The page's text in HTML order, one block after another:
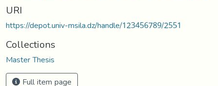
URI
https://depot.univ-msila.dz/handle/123456789/2551
Collections
Master Thesis
Full item page